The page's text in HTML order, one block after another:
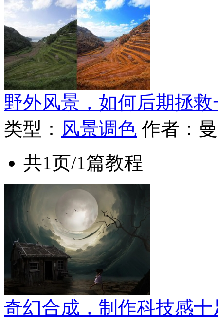
野外风景，如何后期拯
类型： 风景调色 作者：
共1页/1篇教程
奇幻合成，制作科技感